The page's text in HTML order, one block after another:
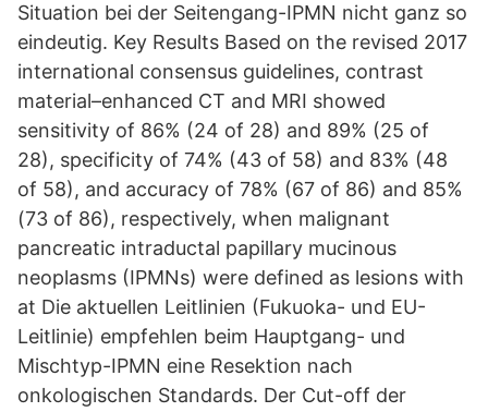
Situation bei der Seitengang-IPMN nicht ganz so
eindeutig. Key Results Based on the revised 2017
international consensus guidelines, contrast
material–enhanced CT and MRI showed
sensitivity of 86% (24 of 28) and 89% (25 of
28), specificity of 74% (43 of 58) and 83% (48
of 58), and accuracy of 78% (67 of 86) and 85%
(73 of 86), respectively, when malignant
pancreatic intraductal papillary mucinous
neoplasms (IPMNs) were defined as lesions with
at Die aktuellen Leitlinien (Fukuoka- und EU-
Leitlinie) empfehlen beim Hauptgang- und
Mischtyp-IPMN eine Resektion nach
onkologischen Standards. Der Cut-off der